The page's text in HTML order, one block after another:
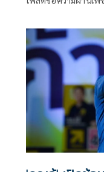
"คนแห่งอนาคต”